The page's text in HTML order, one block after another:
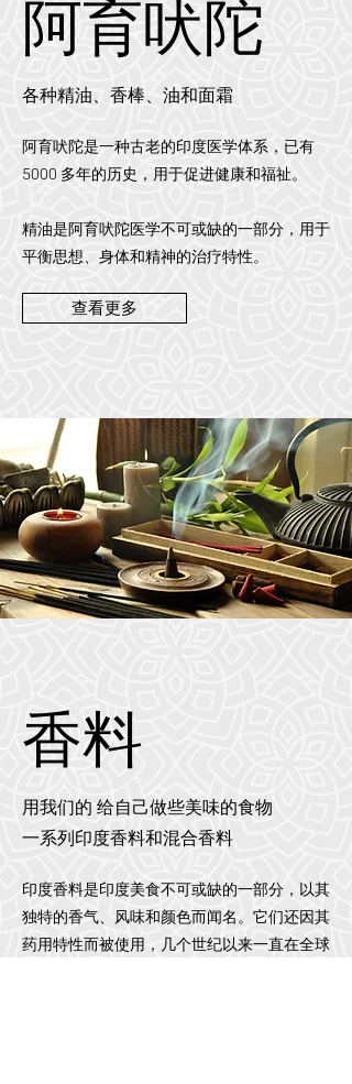
阿育吠陀
各种精油、香棒、油和面霜
阿育吠陀是一种古老的印度医学体系，已有
5000 多年的历史，用于促进健康和福祉。
精油是阿育吠陀医学不可或缺的一部分，用于
平衡思想、身体和精神的治疗特性。
查看更多
香料
用我们的 给自己做些美味的食物
一系列印度香料和混合香料
印度香料是印度美食不可或缺的一部分，以其
独特的香气、风味和颜色而闻名。它们还因其
药用特性而被使用，几个世纪以来一直在全球